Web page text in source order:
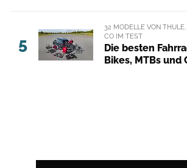
5
32 MODELLE VON
CO IM TEST
Die besten
Bikes, MTBs und